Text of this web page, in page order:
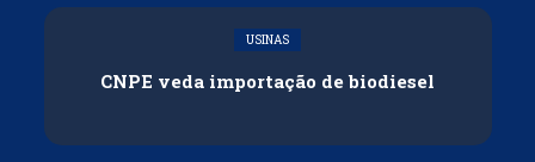
USINAS
CNPE veda importação de biodiesel